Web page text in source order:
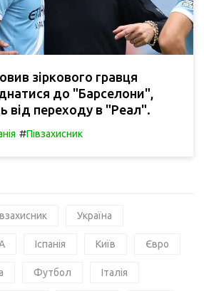
зіркового гравця
до "Барселони",
від переходу в "Реал".
#Півзахисник
Україна
Іспанія Київ Євро
Футбол Італія